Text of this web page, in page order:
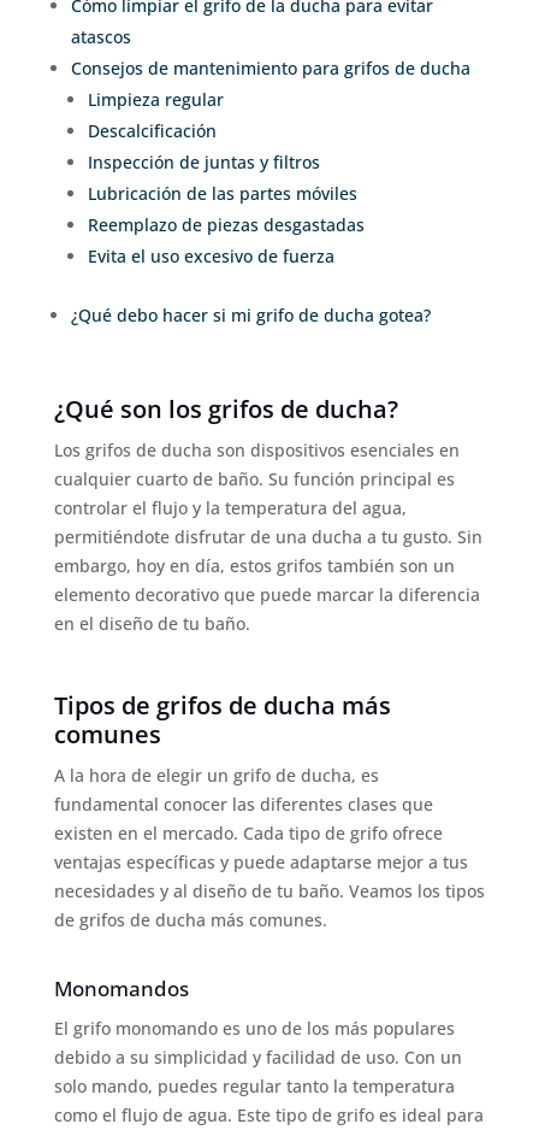
Cómo limpiar el grifo de la ducha para evitar
atascos
Consejos de mantenimiento para grifos de ducha
Limpieza regular
Descalcificación
Inspección de juntas y filtros
Lubricación de las partes móviles
Reemplazo de piezas desgastadas
Evita el uso excesivo de fuerza
¿Qué debo hacer si mi grifo de ducha gotea?
¿Qué son los grifos de ducha?
Los grifos de ducha son dispositivos esenciales en
cualquier cuarto de baño. Su función principal es
controlar el flujo y la temperatura del agua,
permitiéndote disfrutar de una ducha a tu gusto. Sin
embargo, hoy en día, estos grifos también son un
elemento decorativo que puede marcar la diferencia
en el diseño de tu baño.
Tipos de grifos de ducha más
comunes
A la hora de elegir un grifo de ducha, es
fundamental conocer las diferentes clases que
existen en el mercado. Cada tipo de grifo ofrece
ventajas específicas y puede adaptarse mejor a tus
necesidades y al diseño de tu baño. Veamos los tipos
de grifos de ducha más comunes.
Monomandos
El grifo monomando es uno de los más populares
debido a su simplicidad y facilidad de uso. Con un
solo mando, puedes regular tanto la temperatura
como el flujo de agua. Este tipo de grifo es ideal para